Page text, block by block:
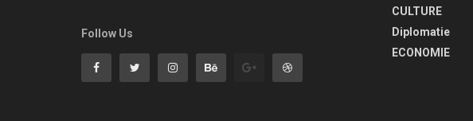
Follow Us
CULTURE
Diplomatie
ECONOMIE